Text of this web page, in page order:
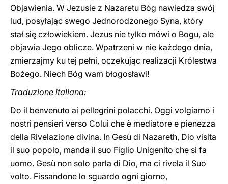
Objawienia. W Jezusie z Nazaretu Bóg nawiedza swój
lud, posyłając swego Jednorodzonego Syna, który
stał się człowiekiem. Jezus nie tylko mówi o Bogu, ale
objawia Jego oblicze. Wpatrzeni w nie każdego dnia,
zmierzajmy ku tej pełni, oczekując realizacji Królestwa
Bożego. Niech Bóg wam błogosławi!
Traduzione italiana:
Do il benvenuto ai pellegrini polacchi. Oggi volgiamo i
nostri pensieri verso Colui che è mediatore e pienezza
della Rivelazione divina. In Gesù di Nazareth, Dio visita
il suo popolo, manda il suo Figlio Unigenito che si fa
uomo. Gesù non solo parla di Dio, ma ci rivela il Suo
volto. Fissandone lo sguardo ogni giorno,